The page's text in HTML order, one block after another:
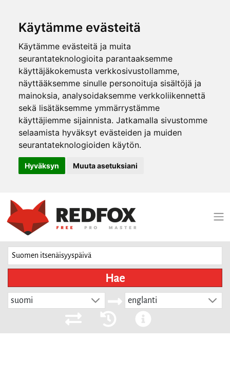
Käytämme evästeitä
Käytämme evästeitä ja muita
seurantateknologioita parantaaksemme
käyttäjäkokemusta verkkosivustollamme,
näyttääksemme sinulle personoituja sisältöjä ja
mainoksia, analysoidaksemme verkkoliikennettä
sekä lisätäksemme ymmärrystämme
käyttäjiemme sijainnista. Jatkamalla sivustomme
selaamista hyväksyt evästeiden ja muiden
seurantateknologioiden käytön.
Hyväksyn Muuta asetuksiani
Hae
suomi englanti